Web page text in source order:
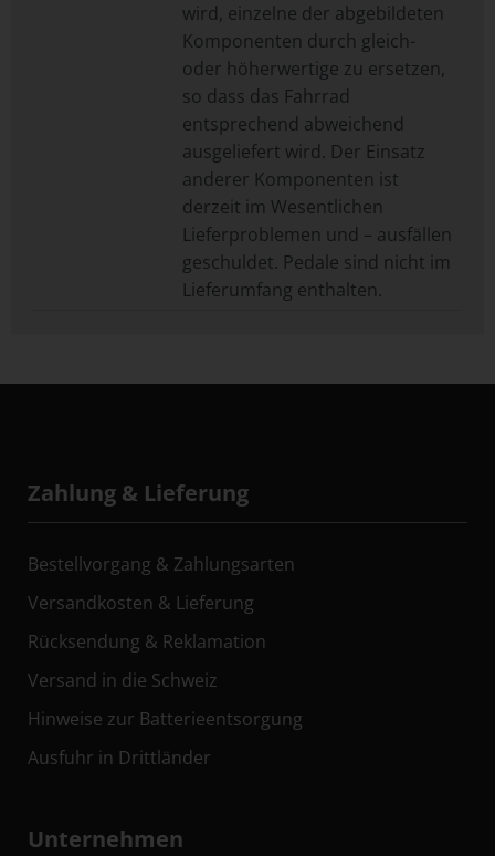
wird, einzelne der abgebildeten
Komponenten durch gleich-
oder höherwertige zu ersetzen,
so dass das Fahrrad
entsprechend abweichend
ausgeliefert wird. Der Einsatz
anderer Komponenten ist
derzeit im Wesentlichen
Lieferproblemen und – ausfällen
geschuldet. Pedale sind nicht im
Lieferumfang enthalten.
Zahlung & Lieferung
Bestellvorgang & Zahlungsarten
Versandkosten & Lieferung
Rücksendung & Reklamation
Versand in die Schweiz
Hinweise zur Batterieentsorgung
Ausfuhr in Drittländer
Unternehmen